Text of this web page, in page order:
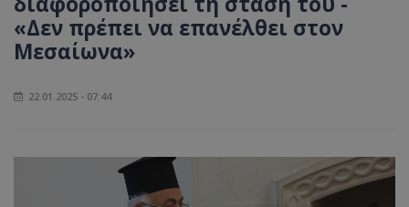
«Δεν πρέπει να επανέλθει στον
Μεσαίωνα»
22.01.2025 - 07:44